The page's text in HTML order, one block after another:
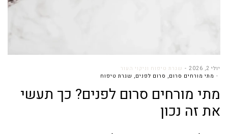
יולי 2, 2026
שגרת טיפוח וניקוי העור
מתי מורחים סרום, סרום לפנים, שגרת טיפוח
מתי מורחים סרום לפנים? כך תעשי
את זה נכון